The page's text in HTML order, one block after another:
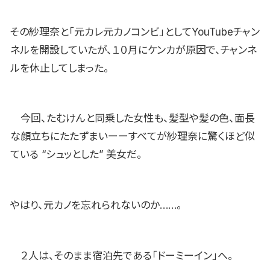
その紗理奈と「元カレ元カノコンビ」としてYouTubeチャン
ネルを開設していたが、１０月にケンカが原因で、チャンネ
ルを休止してしまった。
今回、たむけんと同乗した女性も、髪型や髪の色、面長
な顔立ちにたたずまいーーすべてが紗理奈に驚くほど似
ている “シュッとした” 美女だ。
やはり、元カノを忘れられないのか……。
２人は、そのまま宿泊先である「ドーミーイン」へ。